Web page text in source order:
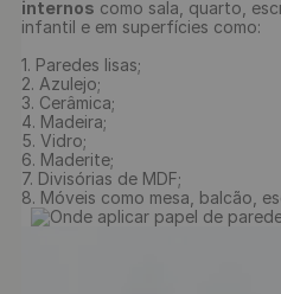
internos como sala, quarto,
infantil e em superfícies como:
1. Paredes lisas;
2. Azulejo;
3. Cerâmica;
4. Madeira;
5. Vidro;
6. Maderite;
7. Divisórias de MDF;
8. Móveis como mesa, balcão,